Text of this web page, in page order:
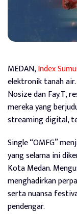
MEDAN,Index
elektronik tanah
Nosize dan Fay.T,
mereka yang
streaming digital,
Single “OMFG”
yang selama ini
Kota Medan.
menghadirkan
serta nuansa
pendengar.